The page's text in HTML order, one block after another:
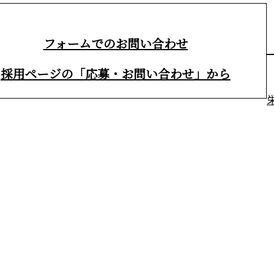
フォームでのお問い合わせ
採用ページの「応募・お問い合わせ」から